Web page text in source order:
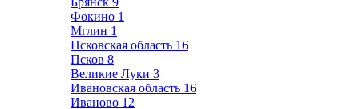
Фокино 1
Мглин 1
Псковская область 16
Псков 8
Великие Луки 3
Ивановская область 16
Иваново 12